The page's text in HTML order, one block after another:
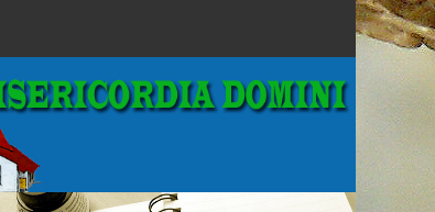
Parafialna